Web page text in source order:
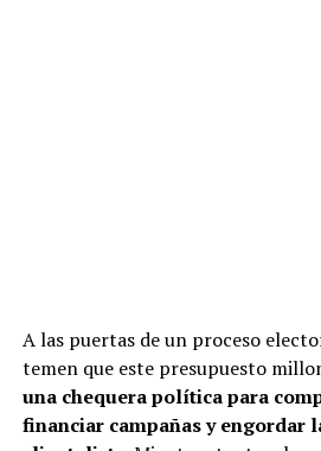
A las puertas de un proceso
temen que este presupuesto
una chequera política para
financiar campañas y engordar